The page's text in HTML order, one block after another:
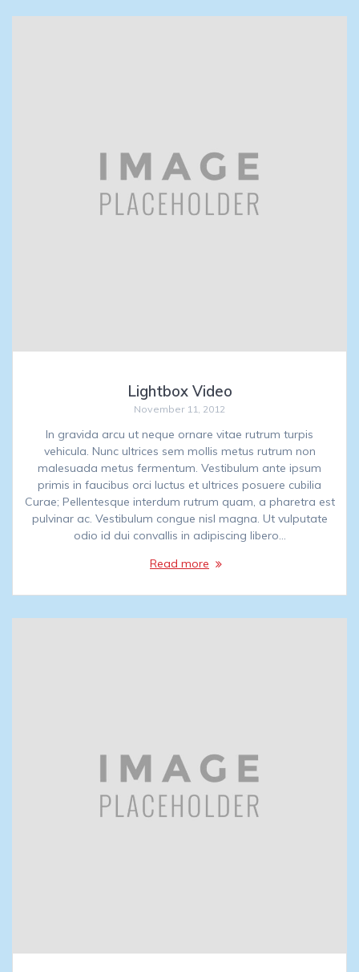
Lightbox Video
November 11, 2012
In gravida arcu ut neque ornare vitae rutrum turpis
vehicula. Nunc ultrices sem mollis metus rutrum non
malesuada metus fermentum. Vestibulum ante ipsum
primis in faucibus orci luctus et ultrices posuere cubilia
Curae; Pellentesque interdum rutrum quam, a pharetra est
pulvinar ac. Vestibulum congue nisl magna. Ut vulputate
odio id dui convallis in adipiscing libero…
Read more